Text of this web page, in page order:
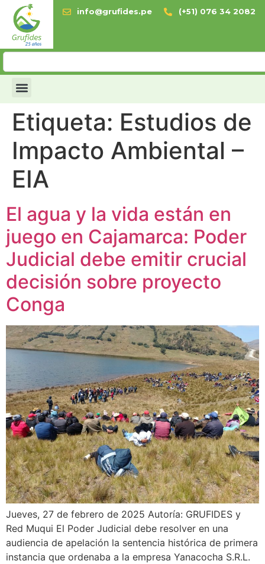
info@grufides.pe (+51) 076 34 2082
Etiqueta: Estudios de
Impacto Ambiental –
EIA
El agua y la vida están en
juego en Cajamarca: Poder
Judicial debe emitir crucial
decisión sobre proyecto
Conga
Jueves, 27 de febrero de 2025 Autoría: GRUFIDES y
Red Muqui El Poder Judicial debe resolver en una
audiencia de apelación la sentencia histórica de primera
instancia que ordenaba a la empresa Yanacocha S.R.L.